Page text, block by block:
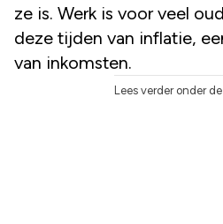
ze is. Werk is voor veel
deze tijden van inflatie,
van inkomsten.
Lees verder onder